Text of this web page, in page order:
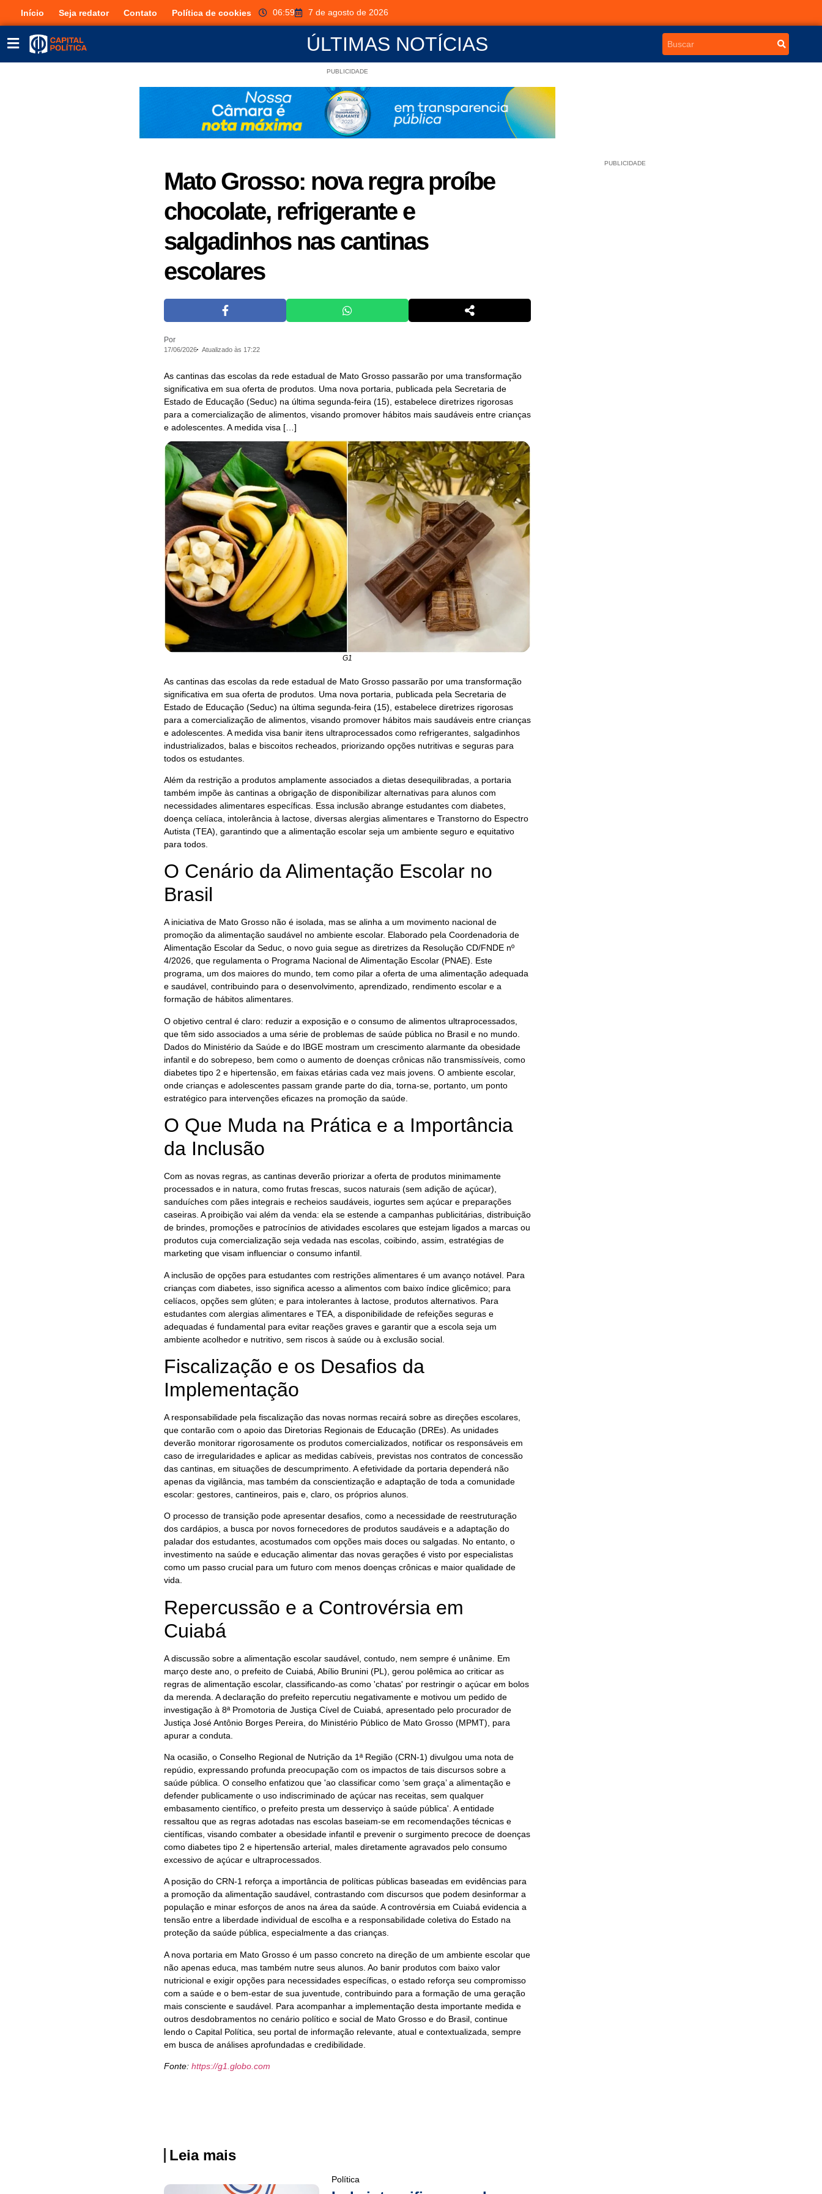
Início Seja redator Contato Política de cookies 06:59 7 de agosto de 2026
ÚLTIMAS NOTÍCIAS
PUBLICIDADE
Mato Grosso: nova regra proíbe
chocolate, refrigerante e
salgadinhos nas cantinas
escolares
Por
17/06/2026 Atualizado às 17:22
As cantinas das escolas da rede estadual de Mato Grosso passarão por uma transformação
significativa em sua oferta de produtos. Uma nova portaria, publicada pela Secretaria de
Estado de Educação (Seduc) na última segunda-feira (15), estabelece diretrizes rigorosas
para a comercialização de alimentos, visando promover hábitos mais saudáveis entre crianças
e adolescentes. A medida visa […]
G1
As cantinas das escolas da rede estadual de Mato Grosso passarão por uma transformação
significativa em sua oferta de produtos. Uma nova portaria, publicada pela Secretaria de
Estado de Educação (Seduc) na última segunda-feira (15), estabelece diretrizes rigorosas
para a comercialização de alimentos, visando promover hábitos mais saudáveis entre crianças
e adolescentes. A medida visa banir itens ultraprocessados como refrigerantes, salgadinhos
industrializados, balas e biscoitos recheados, priorizando opções nutritivas e seguras para
todos os estudantes.
Além da restrição a produtos amplamente associados a dietas desequilibradas, a portaria
também impõe às cantinas a obrigação de disponibilizar alternativas para alunos com
necessidades alimentares específicas. Essa inclusão abrange estudantes com diabetes,
doença celíaca, intolerância à lactose, diversas alergias alimentares e Transtorno do Espectro
Autista (TEA), garantindo que a alimentação escolar seja um ambiente seguro e equitativo
para todos.
O Cenário da Alimentação Escolar no
Brasil
A iniciativa de Mato Grosso não é isolada, mas se alinha a um movimento nacional de
promoção da alimentação saudável no ambiente escolar. Elaborado pela Coordenadoria de
Alimentação Escolar da Seduc, o novo guia segue as diretrizes da Resolução CD/FNDE nº
4/2026, que regulamenta o Programa Nacional de Alimentação Escolar (PNAE). Este
programa, um dos maiores do mundo, tem como pilar a oferta de uma alimentação adequada
e saudável, contribuindo para o desenvolvimento, aprendizado, rendimento escolar e a
formação de hábitos alimentares.
O objetivo central é claro: reduzir a exposição e o consumo de alimentos ultraprocessados,
que têm sido associados a uma série de problemas de saúde pública no Brasil e no mundo.
Dados do Ministério da Saúde e do IBGE mostram um crescimento alarmante da obesidade
infantil e do sobrepeso, bem como o aumento de doenças crônicas não transmissíveis, como
diabetes tipo 2 e hipertensão, em faixas etárias cada vez mais jovens. O ambiente escolar,
onde crianças e adolescentes passam grande parte do dia, torna-se, portanto, um ponto
estratégico para intervenções eficazes na promoção da saúde.
O Que Muda na Prática e a Importância
da Inclusão
Com as novas regras, as cantinas deverão priorizar a oferta de produtos minimamente
processados e in natura, como frutas frescas, sucos naturais (sem adição de açúcar),
sanduíches com pães integrais e recheios saudáveis, iogurtes sem açúcar e preparações
caseiras. A proibição vai além da venda: ela se estende a campanhas publicitárias, distribuição
de brindes, promoções e patrocínios de atividades escolares que estejam ligados a marcas ou
produtos cuja comercialização seja vedada nas escolas, coibindo, assim, estratégias de
marketing que visam influenciar o consumo infantil.
A inclusão de opções para estudantes com restrições alimentares é um avanço notável. Para
crianças com diabetes, isso significa acesso a alimentos com baixo índice glicêmico; para
celíacos, opções sem glúten; e para intolerantes à lactose, produtos alternativos. Para
estudantes com alergias alimentares e TEA, a disponibilidade de refeições seguras e
adequadas é fundamental para evitar reações graves e garantir que a escola seja um
ambiente acolhedor e nutritivo, sem riscos à saúde ou à exclusão social.
Fiscalização e os Desafios da
Implementação
A responsabilidade pela fiscalização das novas normas recairá sobre as direções escolares,
que contarão com o apoio das Diretorias Regionais de Educação (DREs). As unidades
deverão monitorar rigorosamente os produtos comercializados, notificar os responsáveis em
caso de irregularidades e aplicar as medidas cabíveis, previstas nos contratos de concessão
das cantinas, em situações de descumprimento. A efetividade da portaria dependerá não
apenas da vigilância, mas também da conscientização e adaptação de toda a comunidade
escolar: gestores, cantineiros, pais e, claro, os próprios alunos.
O processo de transição pode apresentar desafios, como a necessidade de reestruturação
dos cardápios, a busca por novos fornecedores de produtos saudáveis e a adaptação do
paladar dos estudantes, acostumados com opções mais doces ou salgadas. No entanto, o
investimento na saúde e educação alimentar das novas gerações é visto por especialistas
como um passo crucial para um futuro com menos doenças crônicas e maior qualidade de
vida.
Repercussão e a Controvérsia em
Cuiabá
A discussão sobre a alimentação escolar saudável, contudo, nem sempre é unânime. Em
março deste ano, o prefeito de Cuiabá, Abílio Brunini (PL), gerou polêmica ao criticar as
regras de alimentação escolar, classificando-as como 'chatas' por restringir o açúcar em bolos
da merenda. A declaração do prefeito repercutiu negativamente e motivou um pedido de
investigação à 8ª Promotoria de Justiça Cível de Cuiabá, apresentado pelo procurador de
Justiça José Antônio Borges Pereira, do Ministério Público de Mato Grosso (MPMT), para
apurar a conduta.
Na ocasião, o Conselho Regional de Nutrição da 1ª Região (CRN-1) divulgou uma nota de
repúdio, expressando profunda preocupação com os impactos de tais discursos sobre a
saúde pública. O conselho enfatizou que 'ao classificar como ‘sem graça’ a alimentação e
defender publicamente o uso indiscriminado de açúcar nas receitas, sem qualquer
embasamento científico, o prefeito presta um desserviço à saúde pública'. A entidade
ressaltou que as regras adotadas nas escolas baseiam-se em recomendações técnicas e
científicas, visando combater a obesidade infantil e prevenir o surgimento precoce de doenças
como diabetes tipo 2 e hipertensão arterial, males diretamente agravados pelo consumo
excessivo de açúcar e ultraprocessados.
A posição do CRN-1 reforça a importância de políticas públicas baseadas em evidências para
a promoção da alimentação saudável, contrastando com discursos que podem desinformar a
população e minar esforços de anos na área da saúde. A controvérsia em Cuiabá evidencia a
tensão entre a liberdade individual de escolha e a responsabilidade coletiva do Estado na
proteção da saúde pública, especialmente a das crianças.
A nova portaria em Mato Grosso é um passo concreto na direção de um ambiente escolar que
não apenas educa, mas também nutre seus alunos. Ao banir produtos com baixo valor
nutricional e exigir opções para necessidades específicas, o estado reforça seu compromisso
com a saúde e o bem-estar de sua juventude, contribuindo para a formação de uma geração
mais consciente e saudável. Para acompanhar a implementação desta importante medida e
outros desdobramentos no cenário político e social de Mato Grosso e do Brasil, continue
lendo o Capital Política, seu portal de informação relevante, atual e contextualizada, sempre
em busca de análises aprofundadas e credibilidade.
Fonte: https://g1.globo.com
Leia mais
Política
PUBLICIDADE